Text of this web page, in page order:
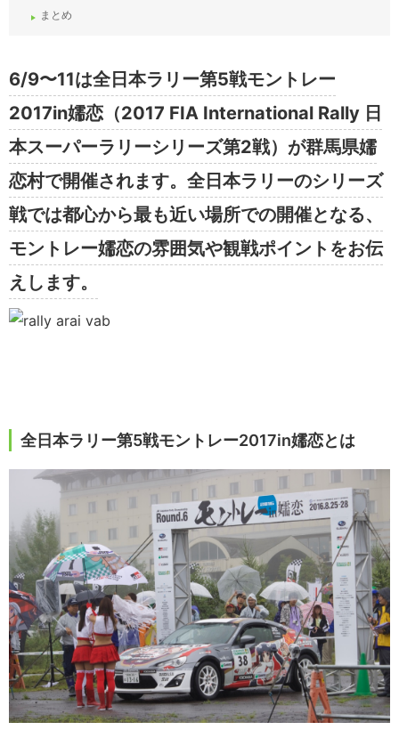
まとめ
6/9〜11は全日本ラリー第5戦モントレー
2017in嬬恋（2017 FIA International Rally 日
本スーパーラリーシリーズ第2戦）が群馬県嬬
恋村で開催されます。全日本ラリーのシリーズ
戦では都心から最も近い場所での開催となる、
モントレー嬬恋の雰囲気や観戦ポイントをお伝
えします。
全日本ラリー第5戦モントレー2017in嬬恋とは